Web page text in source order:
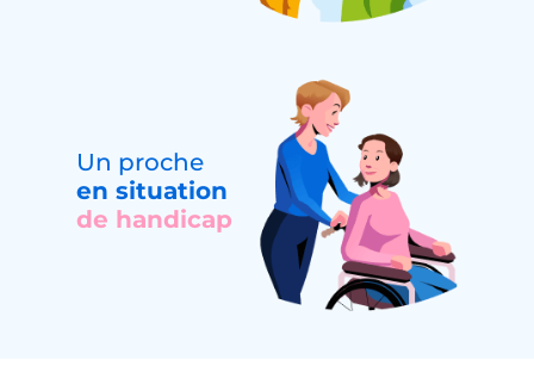
Un proche
en situation
de handicap